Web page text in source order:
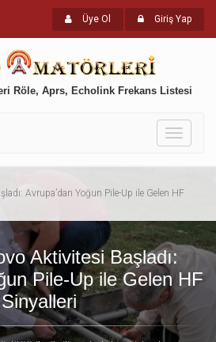
Üye Ol Giriş Yap
Röle, Aprs, Echolink Frekans Listesi
Toggle
Avrupa’dan Yoğun Pile-Up ile Gelen HF
Aktivitesi Başladı:
Pile-Up ile Gelen HF
Sinyalleri